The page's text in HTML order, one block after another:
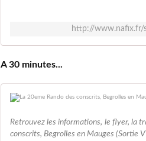
http://www.nafix.fr/
A 30 minutes...
Retrouvez les informations, le flyer, la
conscrits, Begrolles en Mauges